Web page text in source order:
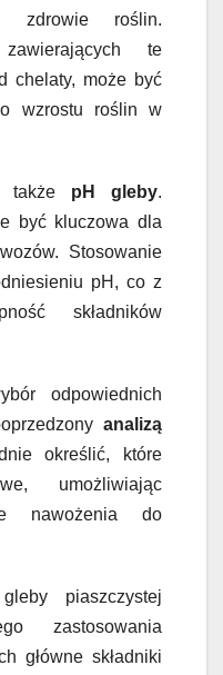
zdrowie roślin.
te
chelaty, może być
wzrostu roślin w
także pH gleby.
być kluczowa dla
Stosowanie
pH, co z
składników
odpowiednich
analizą
określić, które
umożliwiając
nawożenia do
piaszczystej
zastosowania
główne składniki